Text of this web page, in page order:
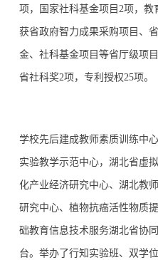
项，国家社科基金项目2项，教
获省政府智力成果采购项目、
金、社科基金项目等省厅级项
省社科奖2项，专利授权25项。
学校先后建成教师素质训练中
实验教学示范中心，湖北省虚
化产业经济研究中心、湖北教
研究中心、植物抗癌活性物质
础教育信息技术服务湖北省协
台。举办了行知实验班、双学